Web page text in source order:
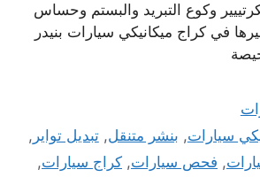
وكوع التبريد والبستم وحساس
في كراج ميكانيكي سيارات بنيدر
سيارات, بنشر متنقل,تبديل تواير ,
, فحص سيارات, كراج سيارات,